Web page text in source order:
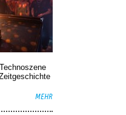
MEHR